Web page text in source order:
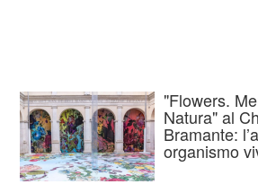
"Flowers.
Natura" al
Bramante:
organismo